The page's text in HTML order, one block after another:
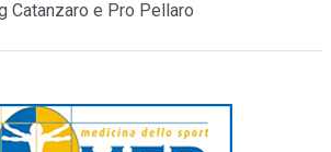
Catanzaro e Pro Pellaro